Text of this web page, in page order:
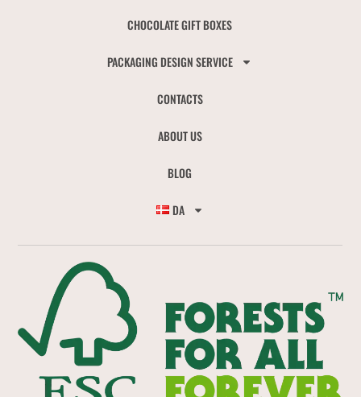
CHOCOLATE GIFT BOXES
PACKAGING DESIGN SERVICE
CONTACTS
ABOUT US
BLOG
DA